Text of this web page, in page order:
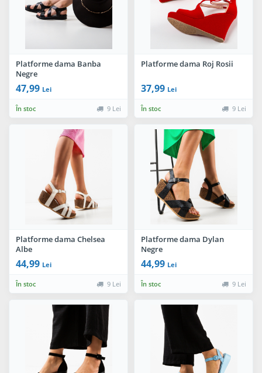
Platforme dama Banba
Negre
47,99 Lei
În stoc 9 Lei
Platforme dama Roj Rosii
37,99 Lei
În stoc 9 Lei
Platforme dama Chelsea
Albe
44,99 Lei
În stoc 9 Lei
Platforme dama Dylan
Negre
44,99 Lei
În stoc 9 Lei